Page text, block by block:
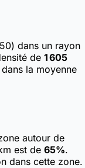
dans un rayon
de 1 605
la moyenne
autour de
est de 65%.
dans cette zone.